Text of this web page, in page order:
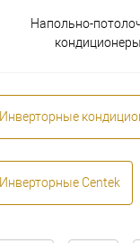
Напольно-
кондиционеры
Инверторные
Инверторные Centek